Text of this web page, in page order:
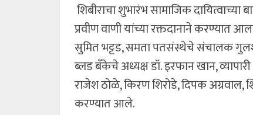
शिबीराचा शुभारंभ सामाजिक
प्रवीण वाणी यांच्या रक्तदानाने
सुमित भट्टड, समता पतसंस्थेचे संचालक
ब्लड बँकेचे अध्यक्ष डॉ. इरफान खान, व्यापारी
राजेश ठोळे, किरण शिरोडे, दिपक अग्रवाल,
करण्यात आले.